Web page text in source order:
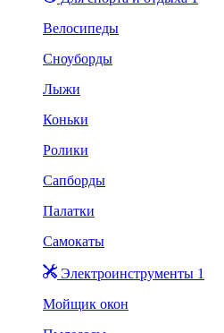
Велосипеды
Сноуборды
Лыжи
Коньки
Ролики
Сапборды
Палатки
Самокаты
Электроинструменты 1
Мойщик окон